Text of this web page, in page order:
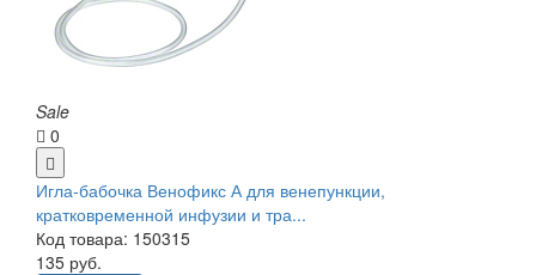
Sale
0
Игла-бабочка Венофикс А для венепункции,
кратковременной инфузии и тра...
Код товара: 150315
135 руб.